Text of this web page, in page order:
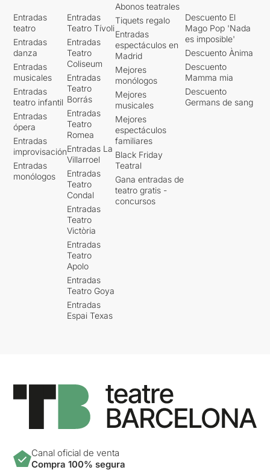
Entradas
teatro
Entradas
danza
Entradas
musicales
Entradas
teatro infantil
Entradas
ópera
Entradas
improvisación
Entradas
monólogos
Entradas
Teatro Tívoli
Entradas
Teatro
Coliseum
Entradas
Teatro
Borrás
Entradas
Teatro
Romea
Entradas La
Villarroel
Entradas
Teatro
Condal
Entradas
Teatro
Victòria
Entradas
Teatro
Apolo
Entradas
Teatro Goya
Entradas
Espai Texas
Abonos teatrales
Tiquets regalo
Entradas
espectáculos en
Madrid
Mejores
monólogos
Mejores
musicales
Mejores
espectáculos
familiares
Black Friday
Teatral
Gana entradas de
teatro gratis -
concursos
Descuento El
Mago Pop 'Nada
es imposible'
Descuento Ànima
Descuento
Mamma mia
Descuento
Germans de sang
Canal oficial de venta
Compra 100% segura